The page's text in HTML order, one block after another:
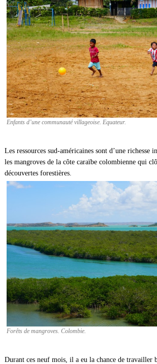
Enfants d’une communauté villageoise. Equateur.
Les ressources sud-américaines sont d’une richesse
les mangroves de la côte caraïbe colombienne qui
découvertes forestières.
Forêts de mangroves. Colombie.
Durant ces neuf mois, il a eu la chance de travailler